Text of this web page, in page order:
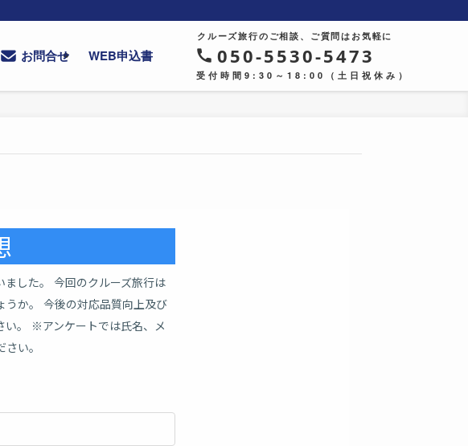
お問合せ WEB申込書
クルーズ旅行のご相談、ご質問はお気軽に
050-5530-5473
受付時間9:30～18:00（土日祝休み）